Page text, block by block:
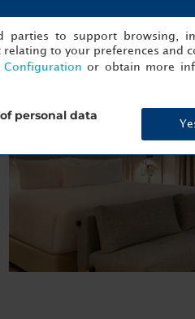
to support browsing,
to your preferences and
Configuration or obtain more
personal data